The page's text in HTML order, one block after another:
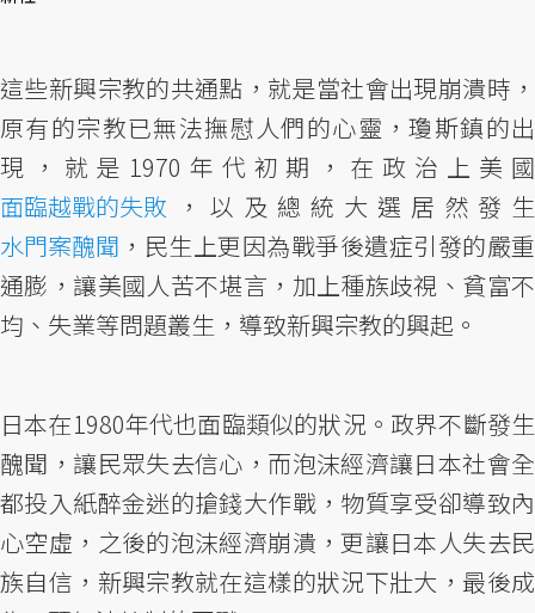
這些新興宗教的共通點，就是當社會出現崩潰時，
原有的宗教已無法撫慰人們的心靈，瓊斯鎮的出
現，就是1970年代初期，在政治上美國
面臨越戰的失敗 ，以及總統大選居然發生
水門案醜聞 ，民生上更因為戰爭後遺症引發的嚴重
通膨，讓美國人苦不堪言，加上種族歧視、貧富不
均、失業等問題叢生，導致新興宗教的興起。
日本在1980年代也面臨類似的狀況。政界不斷發生
醜聞，讓民眾失去信心，而泡沫經濟讓日本社會全
都投入紙醉金迷的搶錢大作戰，物質享受卻導致內
心空虛，之後的泡沫經濟崩潰，更讓日本人失去民
族自信，新興宗教就在這樣的狀況下壯大，最後成